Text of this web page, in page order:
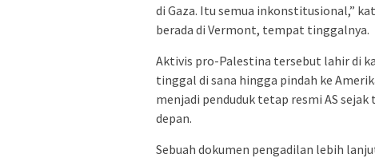
di Gaza. Itu semua inkonstitusional,”
berada di Vermont, tempat tinggalnya.
Aktivis pro-Palestina tersebut lahir di
tinggal di sana hingga pindah ke
menjadi penduduk tetap resmi AS
depan.
Sebuah dokumen pengadilan lebih